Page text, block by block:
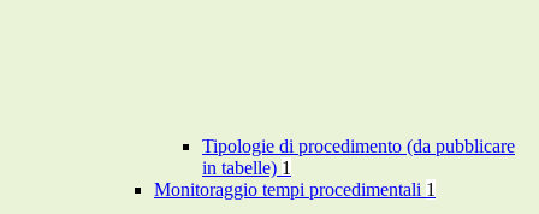
Tipologie di procedimento (da pubblicare
in tabelle) 1
Monitoraggio tempi procedimentali 1